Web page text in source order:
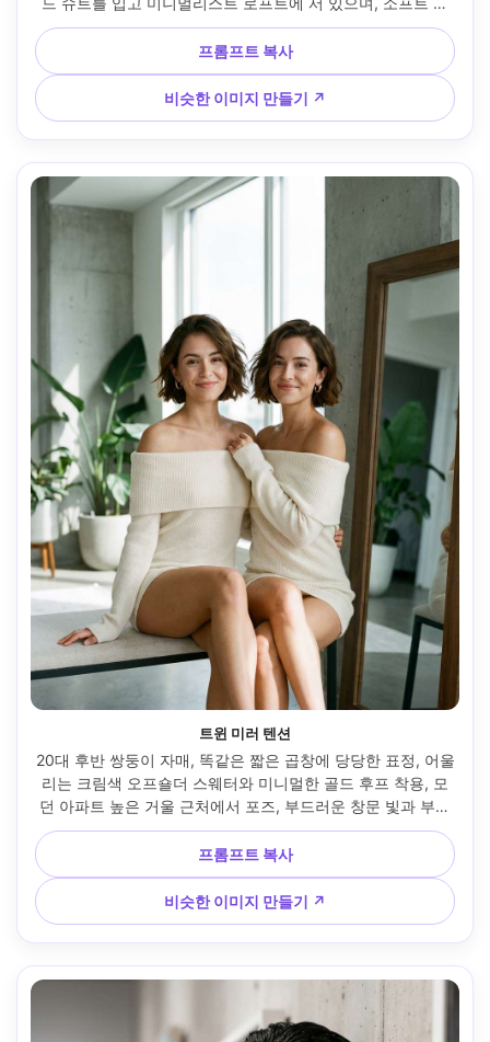
가 있는 림 라이트 프로필, Sony A7IV 50mm f/1.8 보케로 촬
영, 반신 초상화, 구도적이고 유혹적인 에너지, 사실적인 모공
과 원단 질감, 영화 같은 대비, 선명한 디테일, 고해상도 --ar
4:5
프롬프트 복사
비슷한 이미지 만들기 ↗
트윈 미러 텐션
20대 후반 쌍둥이 자매, 똑같은 짧은 곱창에 당당한 표정, 어울
리는 크림색 오프숄더 스웨터와 미니멀한 골드 후프 착용, 모
던 아파트 높은 거울 근처에서 포즈, 부드러운 창문 빛과 부드
러운 바운스, 85mm 렌즈 f/2, 대칭형 반체 구성, 장난스러운
라이벌 분위기, 자연스러운 피부 결감, 은은한 필름 그레인 결
감, 에디터리얼 마감, 날카로운 초점 --ar 4:5
프롬프트 복사
비슷한 이미지 만들기 ↗